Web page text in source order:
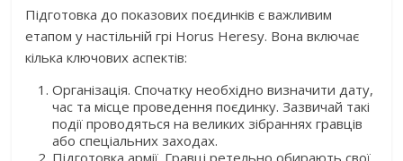
Підготовка до показових поєдинків є важливим
етапом у настільній грі Horus Heresy. Вона включає
кілька ключових аспектів:
Організація. Спочатку необхідно визначити дату,
час та місце проведення поєдинку. Зазвичай такі
події проводяться на великих зібраннях гравців
або спеціальних заходах.